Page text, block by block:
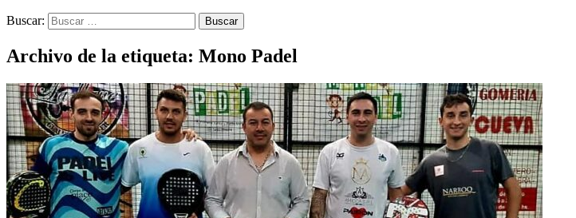
Buscar:
Archivo de la etiqueta: Mono Padel